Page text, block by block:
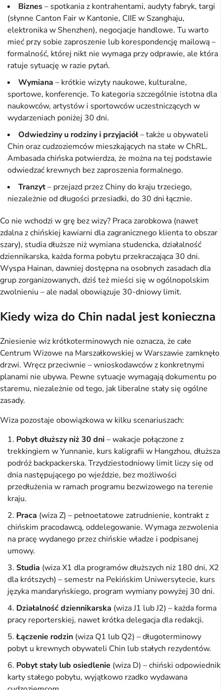
Biznes– spotkania z kontrahentami, audyty fabryk, targi
(słynne Canton Fair w Kantonie, CIIE w Szanghaju,
elektronika w Shenzhen), negocjacje handlowe. Tu warto
mieć przy sobie zaproszenie lub korespondencję mailową –
formalność, której nikt nie wymaga przy odprawie, ale która
ratuje sytuację w razie pytań.
Wymiana – krótkie wizyty naukowe, kulturalne,
sportowe, konferencje. To kategoria szczególnie istotna dla
naukowców, artystów i sportowców uczestniczących w
wydarzeniach poniżej 30 dni.
Odwiedziny u rodziny i przyjaciół– także u obywateli
Chin oraz cudzoziemców mieszkających na stałe w ChRL.
Ambasada chińska potwierdza, że można na tej podstawie
odwiedzać krewnych bez zaproszenia formalnego.
Tranzyt– przejazd przez Chiny do kraju trzeciego,
niezależnie od długości przesiadki, do 30 dni łącznie.
Co nie wchodzi w grę bez wizy? Praca zarobkowa (nawet
zdalna z chińskiej kawiarni dla zagranicznego klienta to obszar
szary), studia dłuższe niż wymiana studencka, działalność
dziennikarska, każda forma pobytu przekraczająca 30 dni.
Wyspa Hainan, dawniej dostępna na osobnych zasadach dla
grup zorganizowanych, dziś też mieści się w ogólnopolskim
zwolnieniu – ale nadal obowiązuje 30-dniowy limit.
Kiedy wiza do Chin nadal jest konieczna
Zniesienie wiz krótkoterminowych nie oznacza, że całe
Centrum Wizowe na Marszałkowskiej w Warszawie zamknęło
drzwi. Wręcz przeciwnie – wnioskodawców z konkretnymi
planami nie ubywa. Pewne sytuacje wymagają dokumentu po
staremu, niezależnie od tego, jak liberalne stały się ogólne
zasady.
Wiza pozostaje obowiązkowa w kilku scenariuszach:
Pobyt dłuższy niż 30 dni– wakacje połączone z
trekkingiem w Yunnanie, kurs kaligrafii w Hangzhou, dłuższa
podróż backpackerska. Trzydziestodniowy limit liczy się od
dnia następującego po wjeździe, bez możliwości
przedłużenia w ramach programu bezwizowego na terenie
kraju.
Praca (wiza Z) – pełnoetatowe zatrudnienie, kontrakt z
chińskim pracodawcą, oddelegowanie. Wymaga zezwolenia
na pracę wydanego przez chińskie władze i podpisanej
umowy.
Studia (wiza X1 dla programów dłuższych niż 180 dni, X2
dla krótszych) – semestr na Pekińskim Uniwersytecie, kurs
języka mandaryńskiego, program wymiany powyżej 30 dni.
Działalność dziennikarska (wiza J1 lub J2) – każda forma
pracy reporterskiej, nawet krótka delegacja dla redakcji.
Łączenie rodzin (wiza Q1 lub Q2) – długoterminowy
pobyt u krewnych obywateli Chin lub stałych rezydentów.
Pobyt stały lub osiedlenie (wiza D) – chiński odpowiednik
karty stałego pobytu, wyjątkowo rzadko wydawana